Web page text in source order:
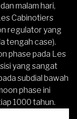
malam hari,
Cabinotiers
regulator yang
tengah case).
phase pada Les
yang sangat
subdial bawah
phase ini
1000 tahun.